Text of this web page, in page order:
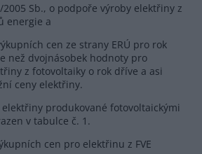
Sb., o podpoře výroby elektřiny z
energie a
cen ze strany ERÚ pro rok
než dvojnásobek hodnoty pro
z fotovoltaiky o rok dříve a asi
ceny elektřiny.
produkované fotovoltaickými
v tabulce č. 1.
cen pro elektřinu z FVE